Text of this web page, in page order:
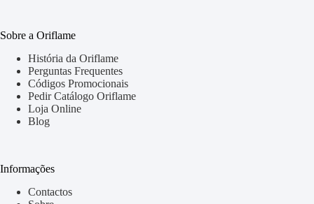
Sobre a Oriflame
História da Oriflame
Perguntas Frequentes
Códigos Promocionais
Pedir Catálogo Oriflame
Loja Online
Blog
Informações
Contactos